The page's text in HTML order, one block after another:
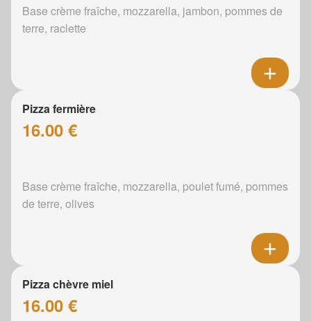
Base crème fraîche, mozzarella, jambon, pommes de
terre, raclette
Pizza fermière
16.00 €
Base crème fraîche, mozzarella, poulet fumé, pommes
de terre, olives
Pizza chèvre miel
16.00 €